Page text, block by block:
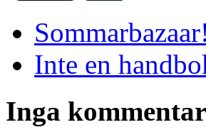
Sommarbazaar!
Inte en
Inga